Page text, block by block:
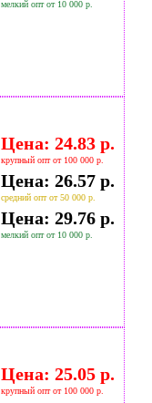
мелкий опт от 10 000 р.
Цена: 24.83 р.
крупный опт от 100 000 р.
Цена: 26.57 р.
средний опт от 50 000 р.
Цена: 29.76 р.
мелкий опт от 10 000 р.
Цена: 25.05 р.
крупный опт от 100 000 р.